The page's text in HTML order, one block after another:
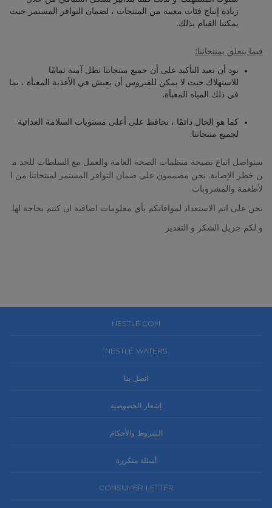
زيادة إنتاج فئات معينة من المنتجات ، لضمان التوافر المستمر حيث
يمكننا القيام بذلك.
فيما يتعلق بمنتجاتنا:
نود أن نعيد التأكيد على أن جميع منتجاتنا تظل آمنة تمامًا
للاستهلاك.حيث لا يمكن للفيروس أن يعيش في الأغذية المعبأة ، بما
في ذلك المياه المعبأة.
كما هو الحال دائمًا ، نحافظ على أعلى مستويات السلامة الغذائية
لجميع منتجاتنا.
سنواصل اتباع نصيحة منظمات الصحة العامة والعمل مع السلطات للحد م
ن خطر الإصابة. نحن مصممون على ضمان التوافر المستمر لمنتجاتنا من ا
لأطعمة والمشروبات.
نحن على اتم الاستعداد لموافاتكم بأي معلومات اضافية ان كنتم بحاجة لها.
و لكم جزيل الشكر و التقدير
NESTLÉ.COM
NESTLÉ WATERS
اتصل بنا
إشعار الخصوصية
الشروط والأحكام
أسئلة متكررة
CONSUMER LETTER